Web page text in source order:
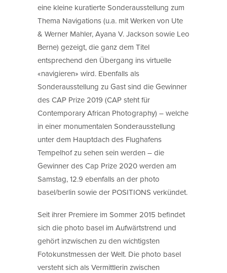
eine kleine kuratierte Sonderausstellung zum
Thema Navigations (u.a. mit Werken von Ute
& Werner Mahler, Ayana V. Jackson sowie Leo
Berne) gezeigt, die ganz dem Titel
entsprechend den Übergang ins virtuelle
«navigieren» wird. Ebenfalls als
Sonderausstellung zu Gast sind die Gewinner
des CAP Prize 2019 (CAP steht für
Contemporary African Photography) – welche
in einer monumentalen Sonderausstellung
unter dem Hauptdach des Flughafens
Tempelhof zu sehen sein werden – die
Gewinner des Cap Prize 2020 werden am
Samstag, 12.9 ebenfalls an der photo
basel/berlin sowie der POSITIONS verkündet.
Seit ihrer Premiere im Sommer 2015 befindet
sich die photo basel im Aufwärtstrend und
gehört inzwischen zu den wichtigsten
Fotokunstmessen der Welt. Die photo basel
versteht sich als Vermittlerin zwischen